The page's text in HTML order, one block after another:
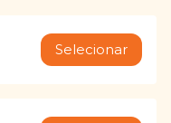
Selecionar